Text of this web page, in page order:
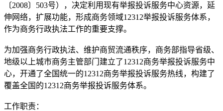
〔2008〕503号），决定利用现有举报投诉服务中心资源，延
伸网络，扩展功能，形成商务领域12312举报投诉服务体系，
作为商务行政执法工作的重要支撑。
为加强商务行政执法、维护商贸流通秩序，商务部指导省级、
地级以上城市商务主管部门建立了12312商务举报投诉服务中
心，开通了全国统一的12312商务举报投诉服务热线，构建了
覆盖全国的12312商务举报投诉服务体系。
工作职责：